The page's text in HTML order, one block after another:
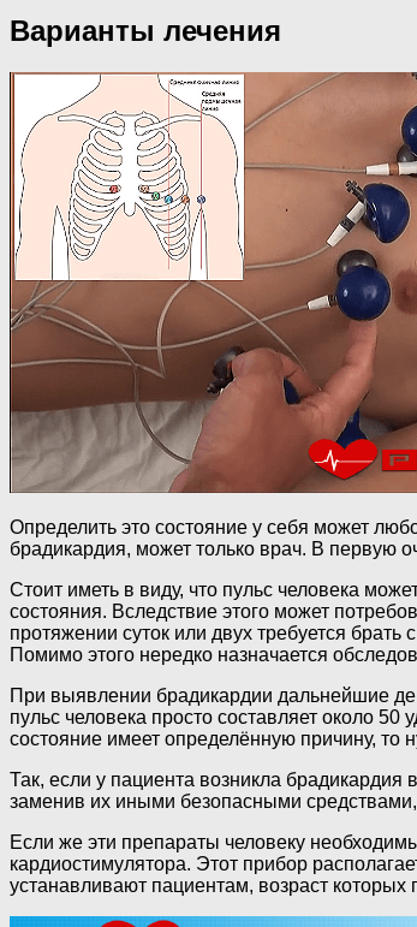
Варианты лечения
Определить это состояние у себя может
брадикардия, может только врач. В первую
Стоит иметь в виду, что пульс человека
состояния. Вследствие этого может
протяжении суток или двух требуется
Помимо этого нередко назначается
При выявлении брадикардии дальнейшие
пульс человека просто составляет около
состояние имеет определённую причину, то
Так, если у пациента возникла брадикардия
заменив их иными безопасными
Если же эти препараты человеку
кардиостимулятора. Этот прибор
устанавливают пациентам, возраст